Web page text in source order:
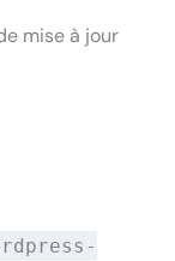
mise à jour